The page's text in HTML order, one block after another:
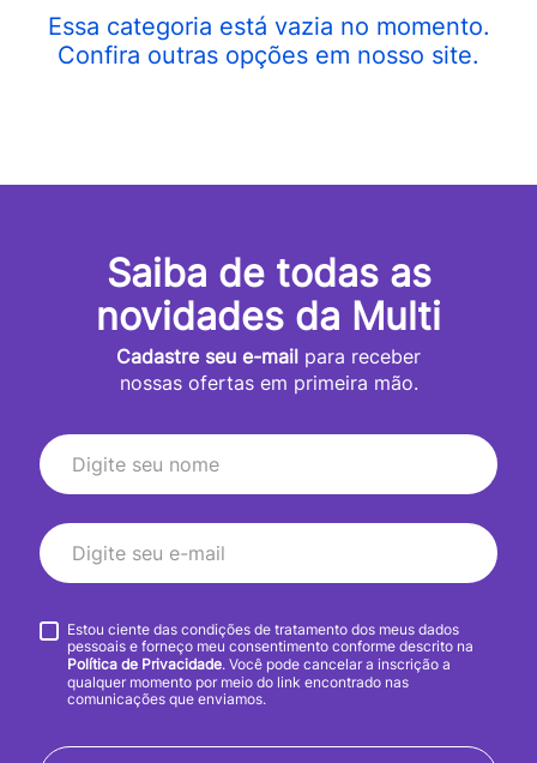
Saiba de todas as
novidades da Multi
Cadastre seu e-mail para receber
nossas ofertas em primeira mão.
Estou ciente das condições de tratamento dos meus dados
pessoais e forneço meu consentimento conforme descrito na
Política de Privacidade. Você pode cancelar a inscrição a
qualquer momento por meio do link encontrado nas
comunicações que enviamos.